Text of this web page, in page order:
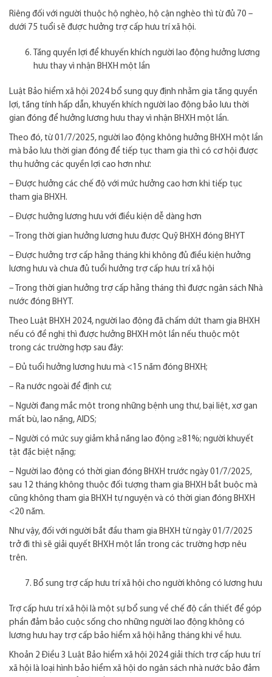
Riêng đối với người thuộc hộ nghèo, hộ cận nghèo thì từ đủ 70 –
dưới 75 tuổi sẽ được hưởng trợ cấp hưu trí xã hội.
Tăng quyền lợi để khuyến khích người lao động hưởng lương
hưu thay vì nhận BHXH một lần
Luật Bảo hiểm xã hội 2024 bổ sung quy định nhằm gia tăng quyền
lợi, tăng tính hấp dẫn, khuyến khích người lao động bảo lưu thời
gian đóng để hưởng lương hưu thay vì nhận BHXH một lần.
Theo đó, từ 01/7/2025, người lao động không hưởng BHXH một lần
mà bảo lưu thời gian đóng để tiếp tục tham gia thì có cơ hội được
thụ hưởng các quyền lợi cao hơn như:
– Được hưởng các chế độ với mức hưởng cao hơn khi tiếp tục
tham gia BHXH.
– Được hưởng lương hưu với điều kiện dễ dàng hơn
– Trong thời gian hưởng lương hưu được Quỹ BHXH đóng BHYT
– Được hưởng trợ cấp hằng tháng khi không đủ điều kiện hưởng
lương hưu và chưa đủ tuổi hưởng trợ cấp hưu trí xã hội
– Trong thời gian hưởng trợ cấp hằng tháng thì được ngân sách Nhà
nước đóng BHYT.
Theo Luật BHXH 2024, người lao động đã chấm dứt tham gia BHXH
nếu có đề nghị thì được hưởng BHXH một lần nếu thuộc một
trong các trường hợp sau đây:
– Đủ tuổi hưởng lương hưu mà <15 năm đóng BHXH;
– Ra nước ngoài để định cư;
– Người đang mắc một trong những bệnh ung thư, bại liệt, xơ gan
mất bù, lao nặng, AIDS;
– Người có mức suy giảm khả năng lao động ≥81%; người khuyết
tật đặc biệt nặng;
– Người lao động có thời gian đóng BHXH trước ngày 01/7/2025,
sau 12 tháng không thuộc đối tượng tham gia BHXH bắt buộc mà
cũng không tham gia BHXH tự nguyện và có thời gian đóng BHXH
<20 năm.
Như vậy, đối với người bắt đầu tham gia BHXH từ ngày 01/7/2025
trở đi thì sẽ giải quyết BHXH một lần trong các trường hợp nêu
trên.
Bổ sung trợ cấp hưu trí xã hội cho người không có lương hưu
Trợ cấp hưu trí xã hội là một sự bổ sung về chế độ cần thiết để góp
phần đảm bảo cuộc sống cho những người lao động không có
lương hưu hay trợ cấp bảo hiểm xã hội hằng tháng khi về hưu.
Khoản 2 Điều 3 Luật Bảo hiểm xã hội 2024 giải thích trợ cấp hưu trí
xã hội là loại hình bảo hiểm xã hội do ngân sách nhà nước bảo đảm